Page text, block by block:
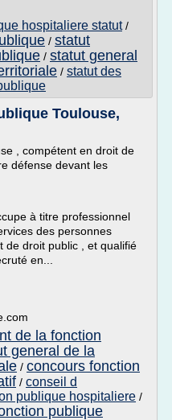
hospitaliere statut/
/ statut
/ statut general
/ statut des
Toulouse,
, compétent en droit de
défense devant les
à titre professionnel
des personnes
de droit public , et qualifié
en...
de la fonction
general de la
/ concours fonction
/ conseil d
publique hospitaliere /
publique